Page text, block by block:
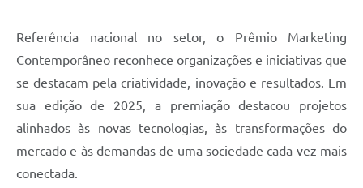
Referência nacional no setor, o Prêmio Marketing
Contemporâneo reconhece organizações e iniciativas que
se destacam pela criatividade, inovação e resultados. Em
sua edição de 2025, a premiação destacou projetos
alinhados às novas tecnologias, às transformações do
mercado e às demandas de uma sociedade cada vez mais
conectada.